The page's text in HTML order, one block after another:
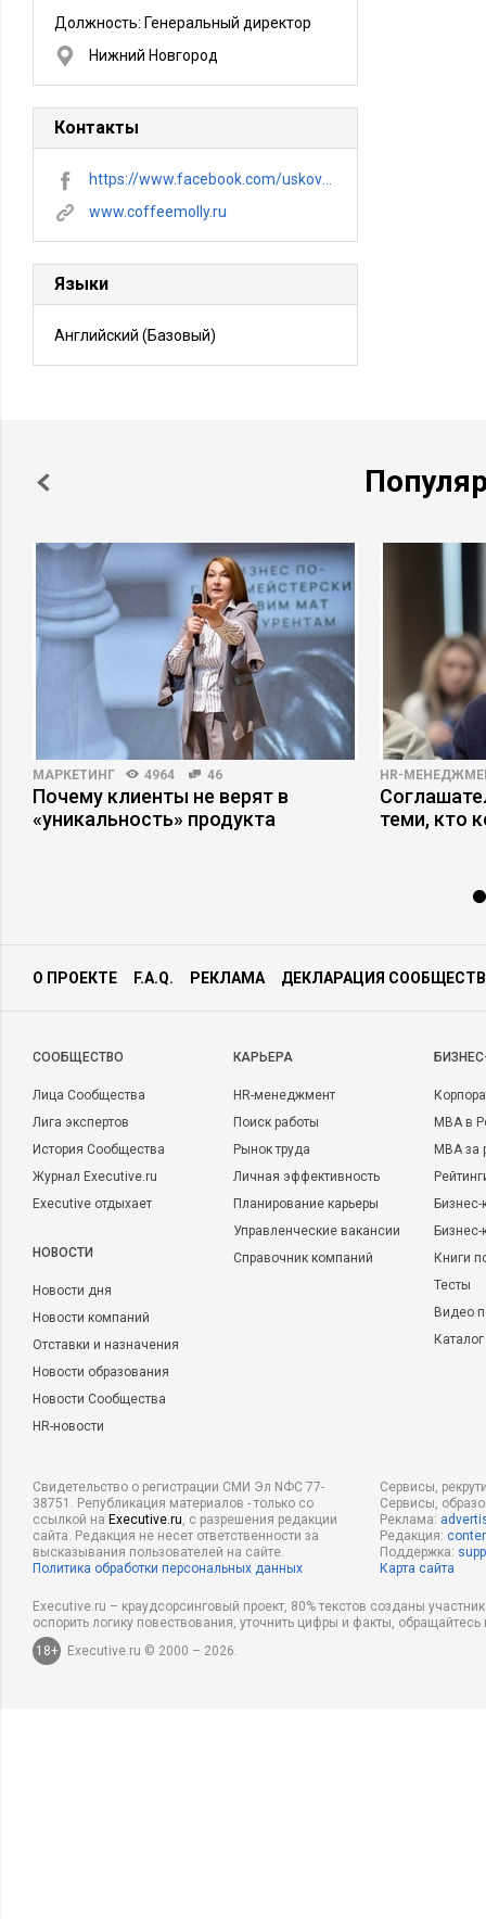
Должность: Генеральный директор
Нижний Новгород
Контакты
www.coffeemolly.ru
Языки
Английский (Базовый)
МАРКЕТИНГ 4964 46
Почему клиенты не верят в
«уникальность» продукта
HR-
теми, кто
О ПРОЕКТЕ F.A.Q. РЕКЛАМА ДЕКЛАРАЦИЯ
CООБЩЕСТВО
Лица Сообщества
Лига экспертов
История Сообщества
Журнал Executive.ru
Executive отдыхает
НОВОСТИ
Новости дня
Новости компаний
Отставки и назначения
Новости образования
Новости Сообщества
HR-новости
КАРЬЕРА
HR-менеджмент
Поиск работы
Рынок труда
Личная эффективность
Планирование карьеры
Управленческие вакансии
Справочник компаний
MBA в
MBA
Бизнес-
Книги
Тесты
Видео
Свидетельство о регистрации СМИ Эл NФС 77-
38751. Републикация материалов - только со
ссылкой на Executive.ru, с разрешения редакции
сайта. Редакция не несет ответственности за
высказывания пользователей на сайте.
Политика обработки персональных данных
Сервисы,
Сервисы,
Реклама:
Редакция:
Поддержка:
Карта сайта
Executive.ru – краудсорсинговый проект, 80% текстов созданы
оспорить логику повествования, уточнить цифры и факты,
18+
Executive.ru © 2000 – 2026.